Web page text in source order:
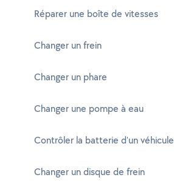
Réparer une boîte de vitesses
Changer un frein
Changer un phare
Changer une pompe à eau
Contrôler la batterie d'un véhicule
Changer un disque de frein